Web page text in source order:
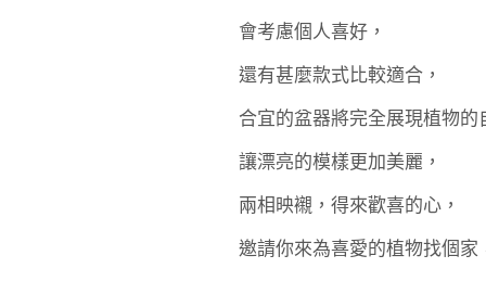
會考慮個人喜好，
還有甚麼款式比較適合，
合宜的盆器將完全展現植物的
讓漂亮的模樣更加美麗，
兩相映襯，得來歡喜的心，
邀請你來為喜愛的植物找個家